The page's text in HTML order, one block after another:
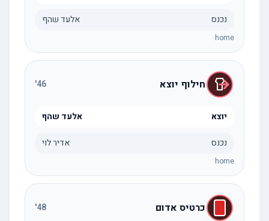
נכנס אלעד שהף
home
חילוף יוצא 46
'
יוצא אלעד שהף
נכנס אדיר לוי
home
כרטיס אדום 48
'